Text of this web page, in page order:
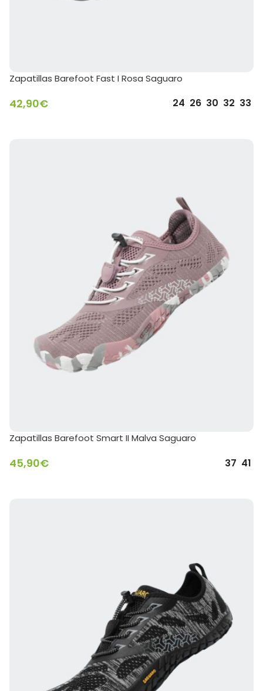
Zapatillas Barefoot Fast I Rosa Saguaro
42,90€ 24 26 30 32 33
Zapatillas Barefoot Smart II Malva Saguaro
45,90€ 37 41